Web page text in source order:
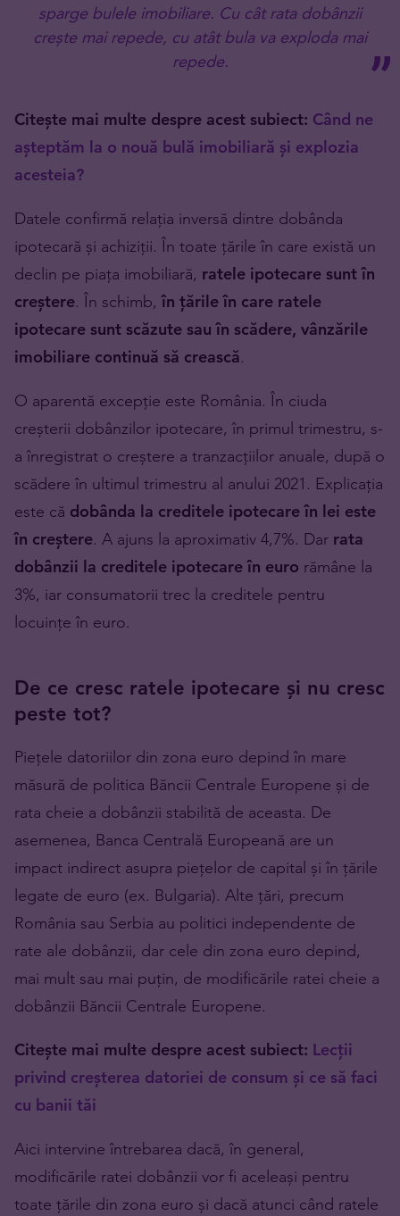
sparge bulele imobiliare. Cu cât rata dobânzii
crește mai repede, cu atât bula va exploda mai
repede.
Citește mai multe despre acest subiect: Când ne
așteptăm la o nouă bulă imobiliară și explozia
acesteia?
Datele confirmă relația inversă dintre dobânda
ipotecară și achiziții. În toate țările în care există un
declin pe piața imobiliară, ratele ipotecare sunt în
creștere. În schimb,în țările în care ratele
ipotecare sunt scăzute sau în scădere, vânzările
imobiliare continuă să crească.
O aparentă excepție este România. În ciuda
creșterii dobânzilor ipotecare, în primul trimestru, s-
a înregistrat o creștere a tranzacțiilor anuale, după o
scădere în ultimul trimestru al anului 2021. Explicația
este că dobânda la creditele ipotecare în lei este
în creștere. A ajuns la aproximativ 4,7%. Dar rata
dobânzii la creditele ipotecare în euro rămâne la
3%, iar consumatorii trec la creditele pentru
locuințe în euro.
De ce cresc ratele ipotecare și nu cresc
peste tot?
Piețele datoriilor din zona euro depind în mare
măsură de politica Băncii Centrale Europene și de
rata cheie a dobânzii stabilită de aceasta. De
asemenea, Banca Centrală Europeană are un
impact indirect asupra piețelor de capital și în țările
legate de euro (ex. Bulgaria). Alte țări, precum
România sau Serbia au politici independente de
rate ale dobânzii, dar cele din zona euro depind,
mai mult sau mai puțin, de modificările ratei cheie a
dobânzii Băncii Centrale Europene.
Citește mai multe despre acest subiect: Lecții
privind creșterea datoriei de consum și ce să faci
cu banii tăi
Aici intervine întrebarea dacă, în general,
modificările ratei dobânzii vor fi aceleași pentru
toate țările din zona euro și dacă atunci când ratele